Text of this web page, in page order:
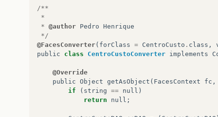
/**
*
* @author Pedro Henrique
*/
@FacesConverter( forClass = CentroCusto . class ,
public
class CentroCustoConverter implements
@Override
public Object getAsObject ( FacesContext fc ,
if
( string == null )
return
null ;